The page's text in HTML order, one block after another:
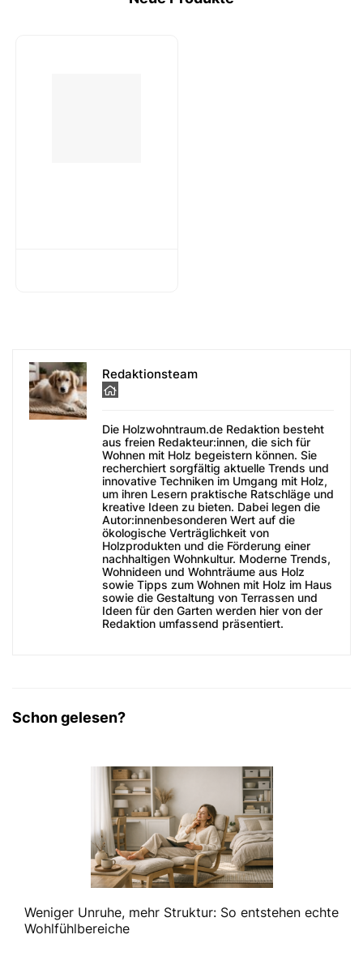
Redaktionsteam
Die Holzwohntraum.de Redaktion besteht
aus freien Redakteur:innen, die sich für
Wohnen mit Holz begeistern können. Sie
recherchiert sorgfältig aktuelle Trends und
innovative Techniken im Umgang mit Holz,
um ihren Lesern praktische Ratschläge und
kreative Ideen zu bieten. Dabei legen die
Autor:innenbesonderen Wert auf die
ökologische Verträglichkeit von
Holzprodukten und die Förderung einer
nachhaltigen Wohnkultur. Moderne Trends,
Wohnideen und Wohnträume aus Holz
sowie Tipps zum Wohnen mit Holz im Haus
sowie die Gestaltung von Terrassen und
Ideen für den Garten werden hier von der
Redaktion umfassend präsentiert.
Schon gelesen?
Weniger Unruhe, mehr Struktur: So entstehen echte
Wohlfühlbereiche